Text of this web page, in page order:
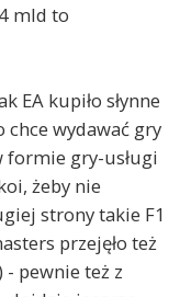
mld to
EA kupiło słynne
wydawać gry
formie gry-usługi
żeby nie
strony takie F1
przejęło też
pewnie też z